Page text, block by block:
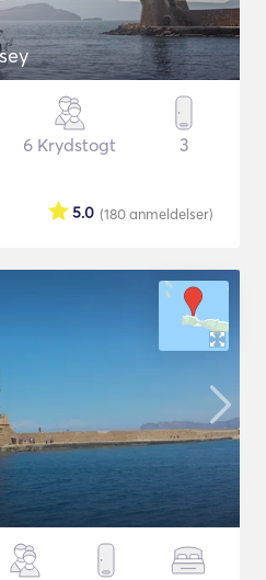
6 Krydstogt 3
(180anmeldelser)
5.0